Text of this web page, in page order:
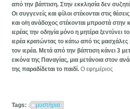
από την βάπτιση. Στην εκκλησία δεν
Οι συγγενείς και φίλοι στέκονται στις
και ο/η ανάδοχος στέκονται µπροστά
ιερέας την οδηγία µόνο η µητέρα ξεντύνει
ιερέα κρατώντας το κάτω από τις
τον ιερέα. Μετά από την βάπτιση κάνει 3
εικόνα της Παναγίας, µια µετάνοια στον
της παραδίδεται το παιδί. Ο εφημέριος
Tags: μυστήρια